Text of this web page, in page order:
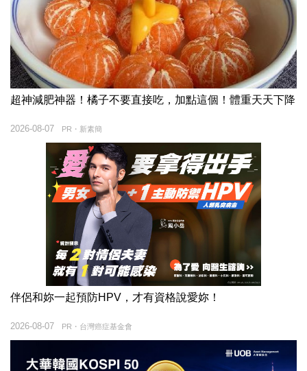
超神減肥神器！橘子不要直接吃，加點這個！體重天天下降
PR・新素簡
2026-08-07
伴侶和妳一起預防HPV，才有資格說愛妳！
PR・台灣癌症基金會
2026-08-07